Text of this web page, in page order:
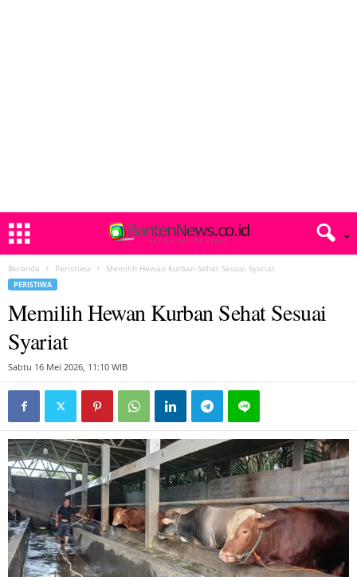
Beranda Peristiwa Memilih Hewan Kurban Sehat Sesuai Syariat
PERISTIWA
Memilih Hewan Kurban Sehat Sesuai
Syariat
Sabtu 16 Mei 2026, 11:10 WIB